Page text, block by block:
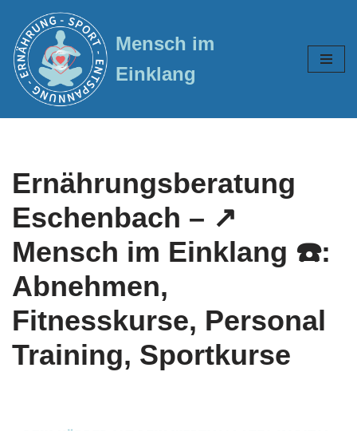
Zum
Inhalt
springen
Mensch im
Einklang
Ernährungsberatung
Eschenbach – ↗️
Mensch im Einklang ☎️:
Abnehmen,
Fitnesskurse, Personal
Training, Sportkurse